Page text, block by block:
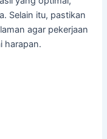
Selain itu, pastikan
agar pekerjaan
harapan.